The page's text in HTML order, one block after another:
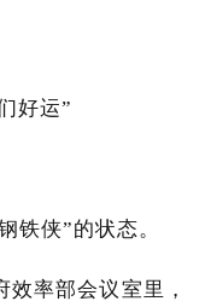
好运”
铁侠”的状态。
率部会议室里，